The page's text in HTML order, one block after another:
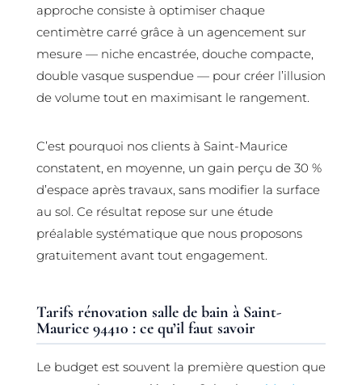
approche consiste à optimiser chaque
centimètre carré grâce à un agencement sur
mesure — niche encastrée, douche compacte,
double vasque suspendue — pour créer l’illusion
de volume tout en maximisant le rangement.
C’est pourquoi nos clients à Saint-Maurice
constatent, en moyenne, un gain perçu de 30 %
d’espace après travaux, sans modifier la surface
au sol. Ce résultat repose sur une étude
préalable systématique que nous proposons
gratuitement avant tout engagement.
Tarifs rénovation salle de bain à Saint-
Maurice 94410 : ce qu’il faut savoir
Le budget est souvent la première question que